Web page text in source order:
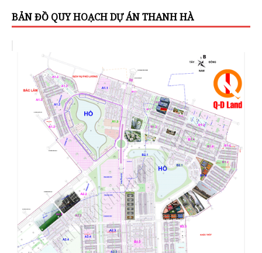
BẢN ĐỒ QUY HOẠCH DỰ ÁN THANH HÀ